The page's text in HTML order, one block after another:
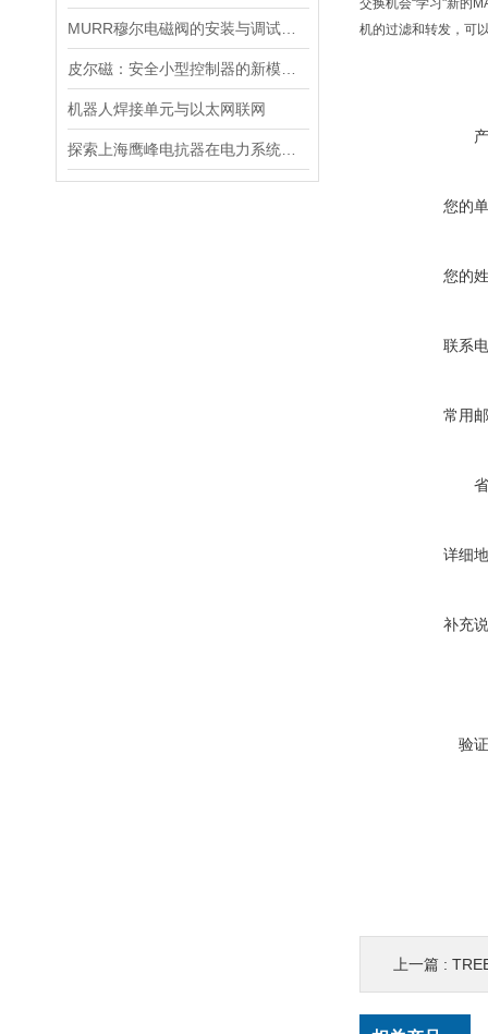
机器人焊接单元与以太网联网
交换机会“学习"新的
机的过滤和转发，可
您的
您的
联系
常用
详细
补充
验
上一篇 :